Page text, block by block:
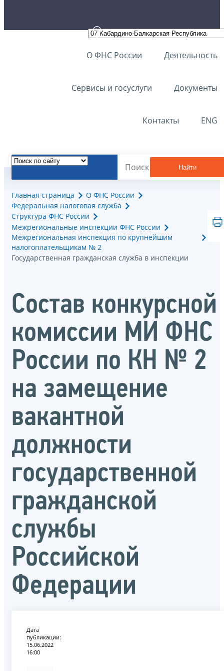
О ФНС России Деятельность
Сервисы и госуслуги Документы
Контакты ENG
Найти
Главная страница
О ФНС России
Федеральная налоговая служба
Структура ФНС России
Межрегиональные инспекции ФНС России
Межрегиональная инспекция по крупнейшим
налогоплательщикам № 2
Государственная гражданская служба в инспекции
Состав конкурсной
комиссии МИ ФНС
России по КН № 2
на замещение
вакантной
должности
государственной
гражданской
службы
Российской
Федерации
Дата
публикации:
15.06.2022
16:00